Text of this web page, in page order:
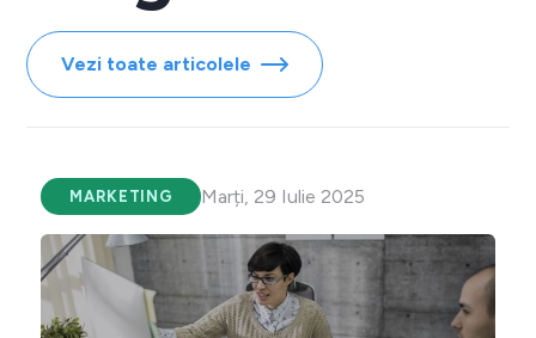
Vezi toate articolele
MARKETING Marți, 29 Iulie 2025